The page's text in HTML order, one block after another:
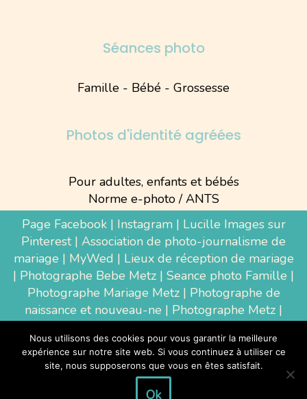
Séances photo
Famille - Bébé - Grossesse
Photos d'identité agréées
Pour adultes, enfants et bébés
Norme e-photo / ANTS
Page Facebook| Instagram| Lucille Images sur
Pinterest| Association de photo-journalisme de
mariage | MyWed | Lieux de réception de mariage
| Photographe Bebe Metz | Seance photo Famille |
Photographe Mariage Metz| Photographe de
naissance et nouveau-ne | Photographe Metz |
Luxembourg|Photographe Thionville|
Photographe d'entreprise Metz
Tous droits réservés à la photographe Lucille
Nous utilisons des cookies pour vous garantir la meilleure
expérience sur notre site web. Si vous continuez à utiliser ce
site, nous supposerons que vous en êtes satisfait.
Ok